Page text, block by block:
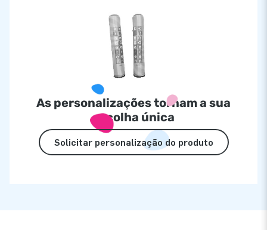
As personalizações tornam a sua
escolha única
Solicitar personalização do produto